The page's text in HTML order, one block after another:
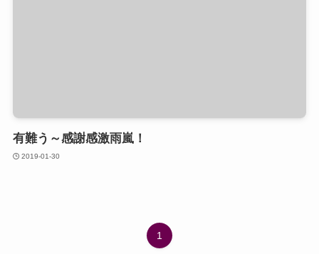
有難う～感謝感激雨嵐！
2019-01-30
1